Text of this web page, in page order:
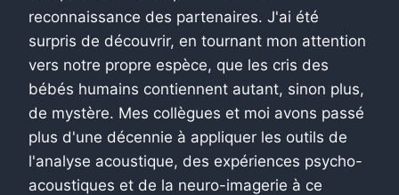
reconnaissance des partenaires. J'ai été
surpris de découvrir, en tournant mon attention
vers notre propre espèce, que les cris des
bébés humains contiennent autant, sinon plus,
de mystère. Mes collègues et moi avons passé
plus d'une décennie à appliquer les outils de
l'analyse acoustique, des expériences psycho-
acoustiques et de la neuro-imagerie à ce